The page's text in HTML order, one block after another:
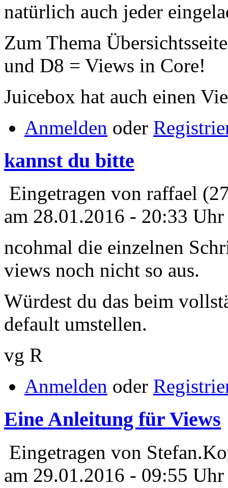
natürlich auch jeder
Zum Thema
und D8 = Views in Core!
Juicebox hat auch einen
Anmelden oder
kannst du bitte
Eingetragen von raffael
am 28.01.2016 - 20:33 Uhr
ncohmal die einzelnen
views noch nicht so aus.
Würdest du das beim
default umstellen.
vg R
Anmelden oder
Eine Anleitung für Views
Eingetragen von
am 29.01.2016 - 09:55 Uhr